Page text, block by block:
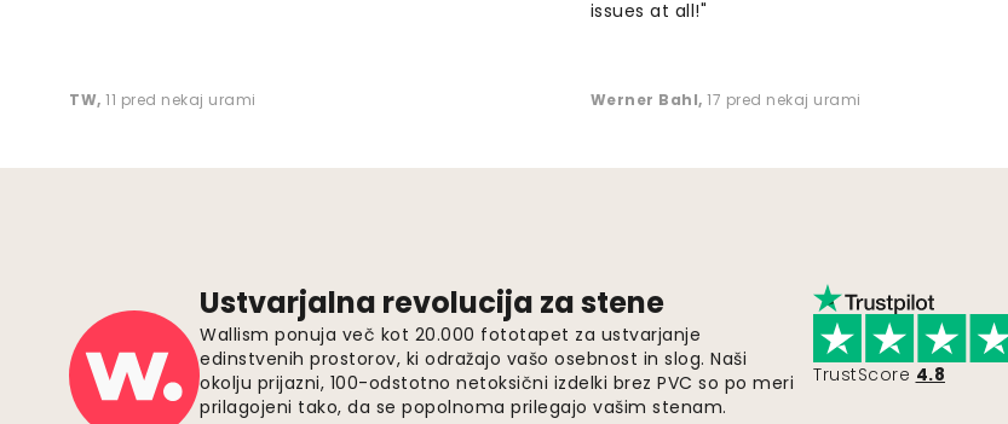
TW, 11 pred nekaj urami
issues at all!"
Werner Bahl, 17 pred nekaj urami
Ustvarjalna revolucija za stene
Wallism ponuja več kot 20.000 fototapet za ustvarjanje
edinstvenih prostorov, ki odražajo vašo osebnost in slog. Naši
okolju prijazni, 100-odstotno netoksični izdelki brez PVC so po meri
prilagojeni tako, da se popolnoma prilegajo vašim stenam.
TrustScore 4.8